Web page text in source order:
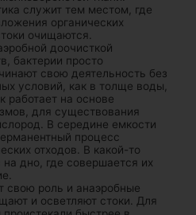
служит тем местом, где
органических
очищаются.
доочисткой
бактерии просто
свою деятельность без
условий, как в толще воды,
работает на основе
для существования
В середине емкости
процесс
отходов. В какой-то
дно, где совершается их
свою роль и анаэробные
и осветляют стоки. Для